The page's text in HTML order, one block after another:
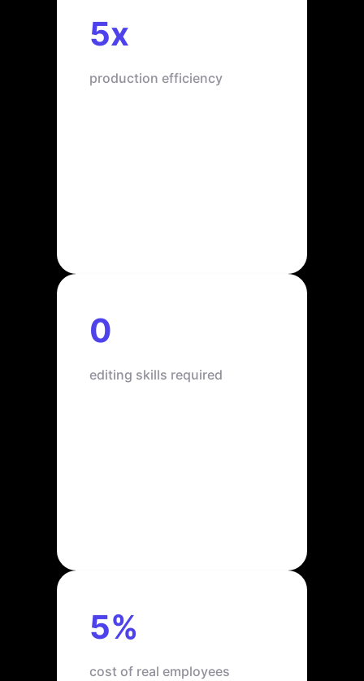
5x
production efficiency
0
editing skills required
5%
cost of real employees